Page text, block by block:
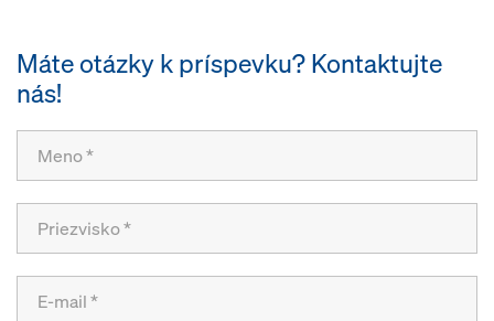
Máte otázky k príspevku? Kontaktujte
nás!